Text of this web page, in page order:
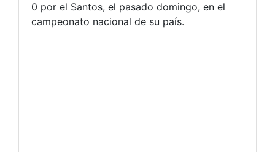
0 por el Santos, el pasado domingo, en el
campeonato nacional de su país.